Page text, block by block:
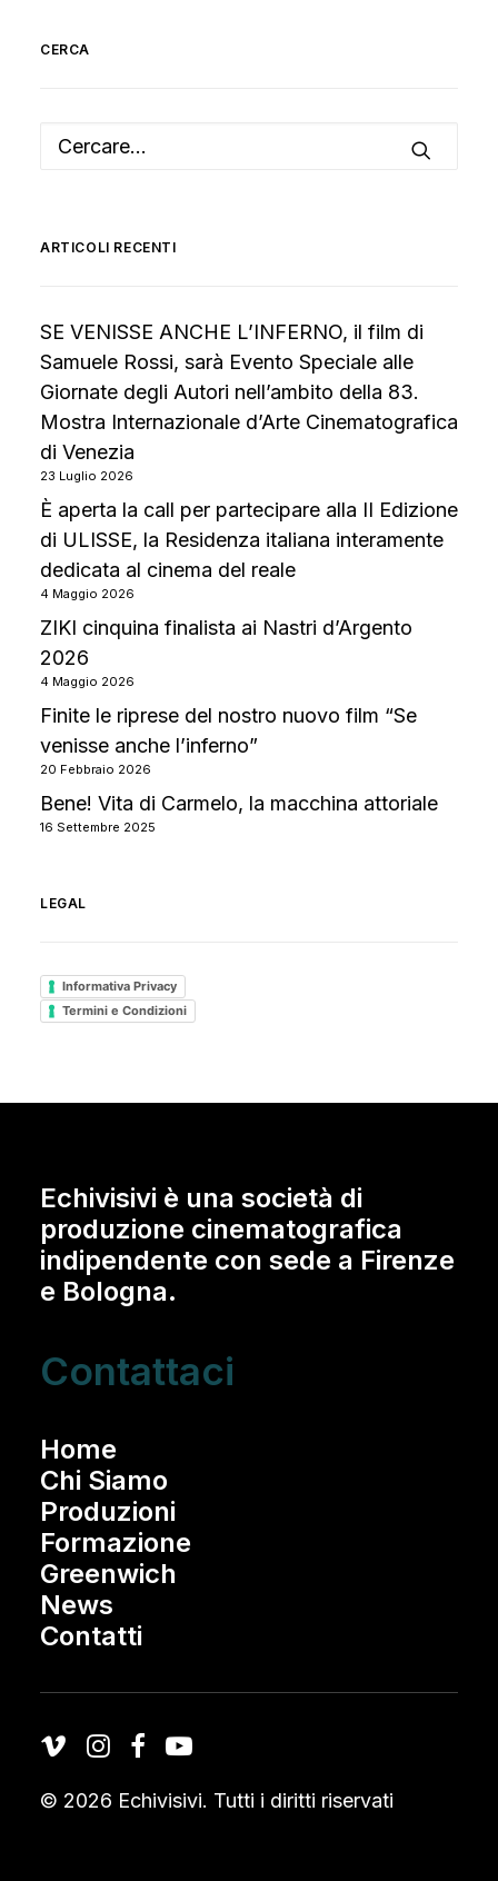
CERCA
ARTICOLI RECENTI
SE VENISSE ANCHE L’INFERNO, il film di
Samuele Rossi, sarà Evento Speciale alle
Giornate degli Autori nell’ambito della 83.
Mostra Internazionale d’Arte Cinematografica
di Venezia
23 Luglio 2026
È aperta la call per partecipare alla II Edizione
di ULISSE, la Residenza italiana interamente
dedicata al cinema del reale
4 Maggio 2026
ZIKI cinquina finalista ai Nastri d’Argento
2026
4 Maggio 2026
Finite le riprese del nostro nuovo film “Se
venisse anche l’inferno”
20 Febbraio 2026
Bene! Vita di Carmelo, la macchina attoriale
16 Settembre 2025
LEGAL
Informativa Privacy
Termini e Condizioni
Home
Chi Siamo
Produzioni
Formazione
Greenwich
News
Contatti
Echivisivi è una società di
produzione cinematografica
indipendente con sede a Firenze
e Bologna.
Contattaci
© 2026 Echivisivi. Tutti i diritti riservati